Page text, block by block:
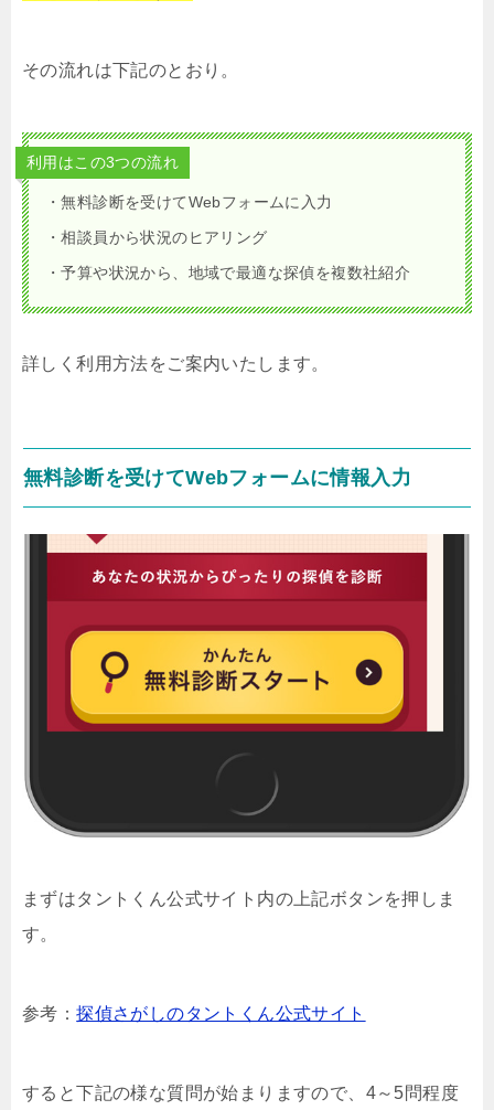
その流れは下記のとおり。
利用はこの3つの流れ
・無料診断を受けてWebフォームに入力
・相談員から状況のヒアリング
・予算や状況から、地域で最適な探偵を複数社紹介
詳しく利用方法をご案内いたします。
無料診断を受けてWebフォームに情報入力
まずはタントくん公式サイト内の上記ボタンを押しま
す。
参考：探偵さがしのタントくん公式サイト
すると下記の様な質問が始まりますので、4～5問程度